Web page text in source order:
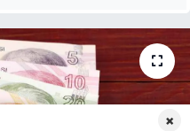
×